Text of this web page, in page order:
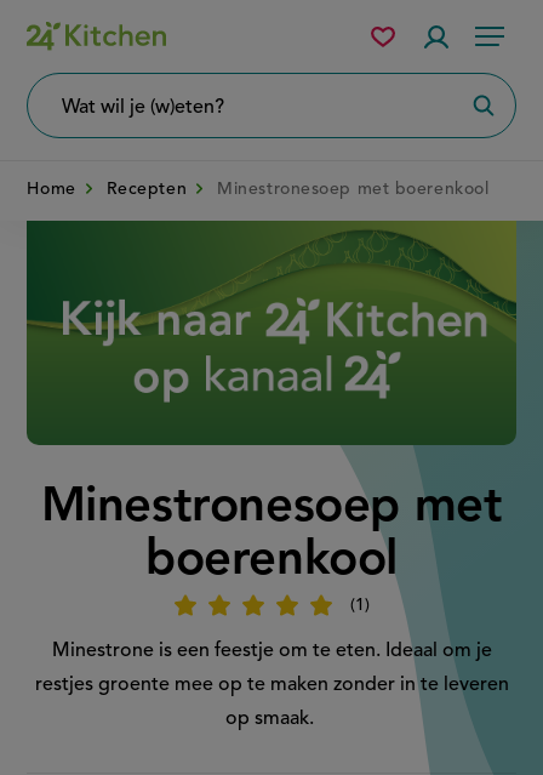
Overslaan
en
naar
Menu
wil
Mijn
bewaarde
Home Recepten Minestronesoep met boerenkool
Minestronesoep met
boerenkool
1
Beoordeel
'Minestronesoep
met
boerenkool'
Minestrone is een feestje om te eten. Ideaal om je
restjes groente mee op te maken zonder in te leveren
op smaak.